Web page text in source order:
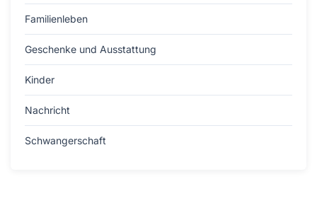
Familienleben
Geschenke und Ausstattung
Kinder
Nachricht
Schwangerschaft